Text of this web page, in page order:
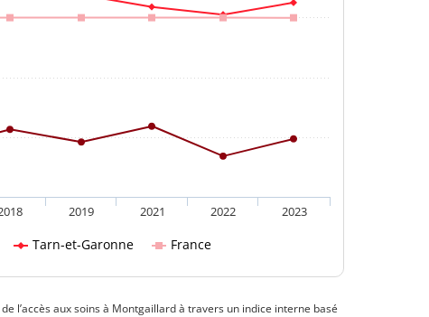
Tarn-et-Garonne France
2019 2021 2022 2023
l’accès aux soins à Montgaillard à travers un indice interne basé